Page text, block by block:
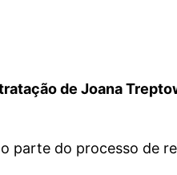
de Joana
parte do processo de